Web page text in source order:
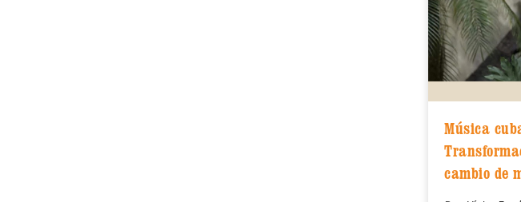
Música
cambio de